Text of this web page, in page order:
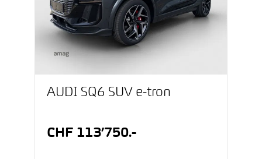
AUDI SQ6 SUV e-tron
CHF 113’750.-